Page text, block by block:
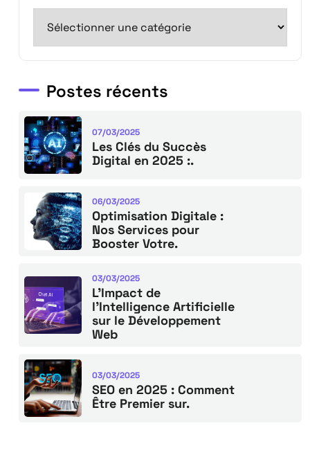
Postes récents
07/03/2025
Les Clés du Succès
Digital en 2025 :.
06/03/2025
Optimisation Digitale :
Nos Services pour
Booster Votre.
03/03/2025
L’Impact de
l’Intelligence Artificielle
sur le Développement
Web
03/03/2025
SEO en 2025 : Comment
Être Premier sur.